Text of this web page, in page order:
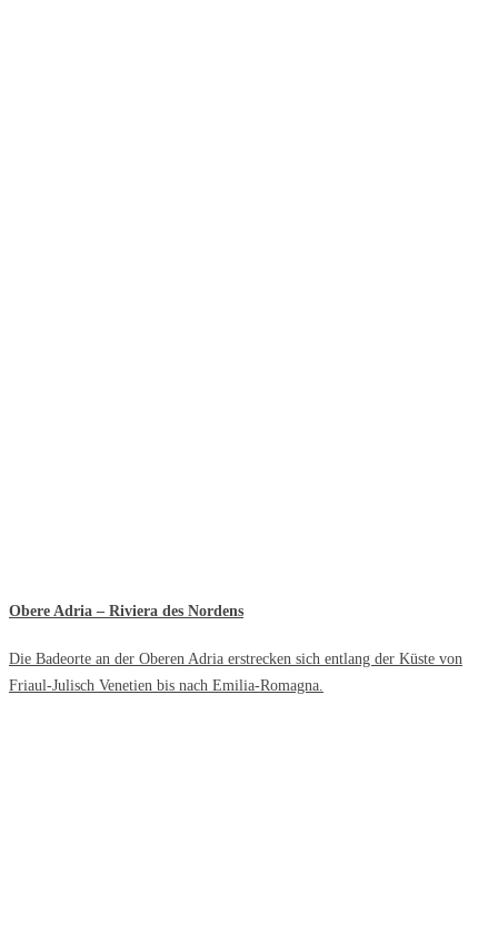
Obere Adria – Riviera des Nordens
Die Badeorte an der Oberen Adria erstrecken sich entlang der Küste von
Friaul-Julisch Venetien bis nach Emilia-Romagna.